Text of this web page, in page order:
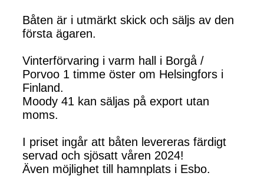
Båten är i utmärkt skick och säljs av den
första ägaren.
Vinterförvaring i varm hall i Borgå /
Porvoo 1 timme öster om Helsingfors i
Finland.
Moody 41 kan säljas på export utan
moms.
I priset ingår att båten levereras färdigt
servad och sjösatt våren 2024!
Även möjlighet till hamnplats i Esbo.